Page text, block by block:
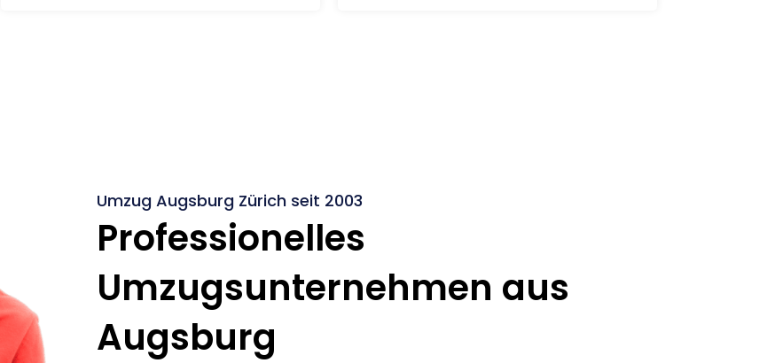
Umzug Augsburg Zürich seit 2003
Professionelles
Umzugsunternehmen aus
Augsburg